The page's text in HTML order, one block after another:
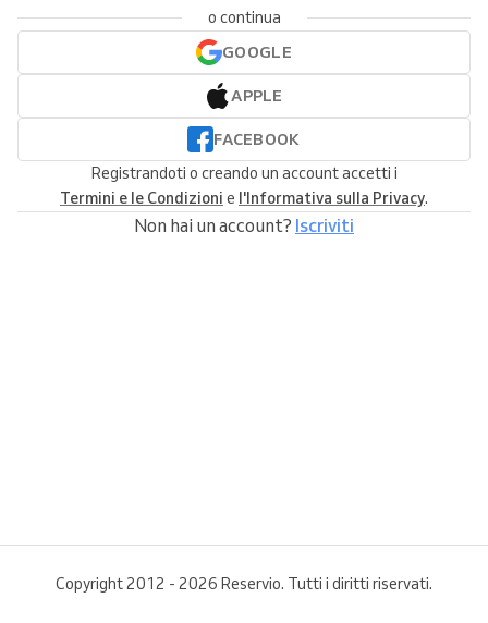
o continua
GOOGLE
APPLE
FACEBOOK
Registrandoti o creando un account accetti i
Termini e le Condizioni e l'Informativa sulla Privacy.
Non hai un account? Iscriviti
Copyright 2012 - 2026 Reservio. Tutti i diritti riservati.